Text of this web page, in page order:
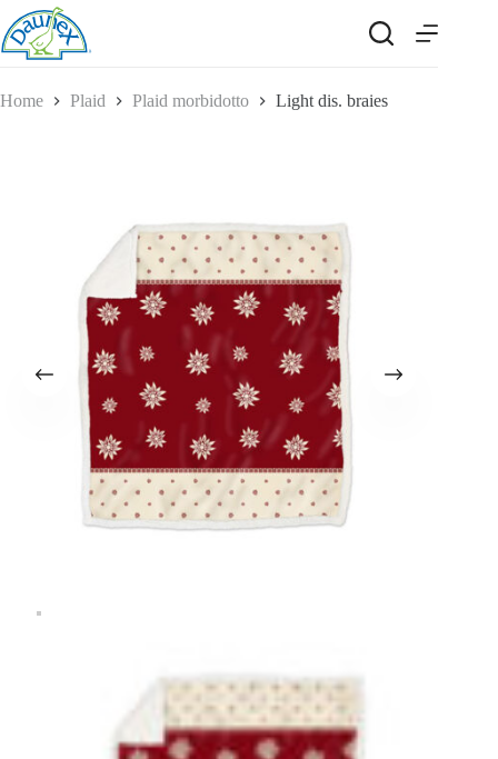
Salta
al
contenuto
Home Plaid Plaid morbidotto Light dis. braies